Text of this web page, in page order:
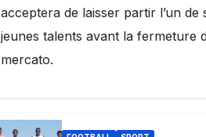
acceptera de laisser partir l’un de
jeunes talents avant la fermeture
mercato.